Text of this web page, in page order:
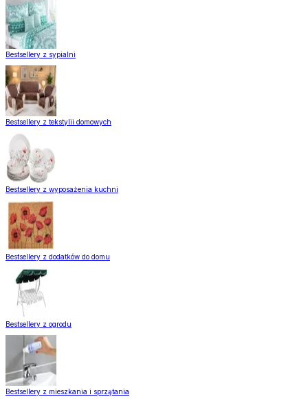
Bestsellery z sypialni
Bestsellery z tekstylii domowych
Bestsellery z wyposażenia kuchni
Bestsellery z dodatków do domu
Bestsellery z ogrodu
Bestsellery z mieszkania i sprzątania